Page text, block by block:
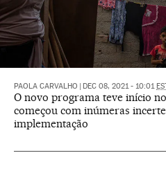
PAOLA CARVALHO DEC 08, 2021 - 10:01
O novo programa teve início
começou com inúmeras
implementação